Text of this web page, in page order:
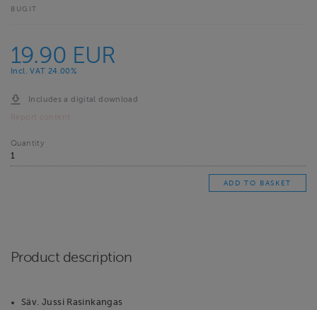
BUGIT
19.90 EUR
Incl. VAT 24.00%
Includes a digital download
Quantity
Product description
Säv. Jussi Rasinkangas